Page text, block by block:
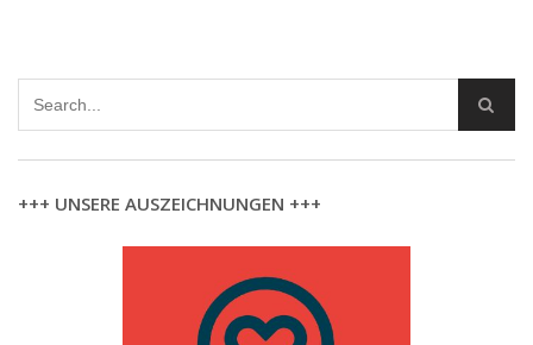
+++ UNSERE AUSZEICHNUNGEN +++